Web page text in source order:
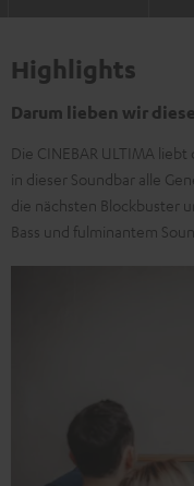
Highlights
Darum lieben wir
Die CINEBAR ULTIMA
in dieser Soundbar alle
die nächsten Blockbuster
Bass und fulminantem